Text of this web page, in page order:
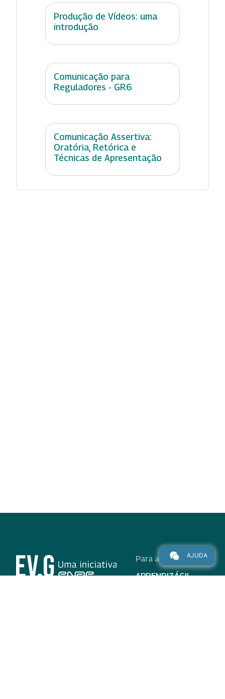
Produção de Vídeos: uma
introdução
Comunicação para
Reguladores - GR6
Comunicação Assertiva:
Oratória, Retórica e
Técnicas de Apresentação
Para alunos
APRENDIZÁGIL
AJUDA